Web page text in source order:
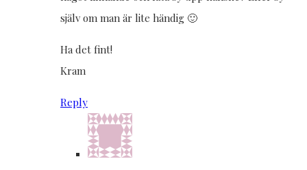
själv om man är lite händig 🙂
Ha det fint!
Kram
Reply